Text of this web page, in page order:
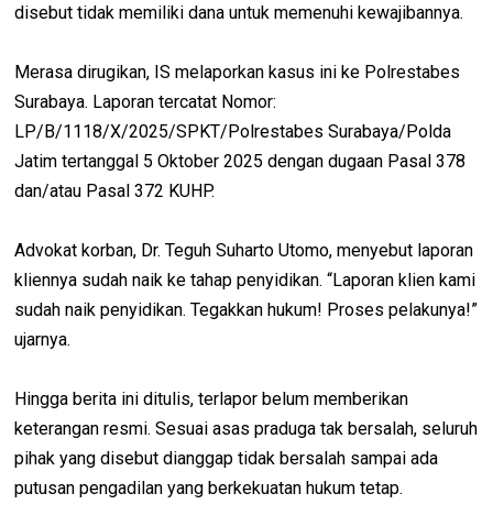
disebut tidak memiliki dana untuk memenuhi kewajibannya.
Merasa dirugikan, IS melaporkan kasus ini ke Polrestabes
Surabaya. Laporan tercatat Nomor:
LP/B/1118/X/2025/SPKT/Polrestabes Surabaya/Polda
Jatim tertanggal 5 Oktober 2025 dengan dugaan Pasal 378
dan/atau Pasal 372 KUHP.
Advokat korban, Dr. Teguh Suharto Utomo, menyebut laporan
kliennya sudah naik ke tahap penyidikan. “Laporan klien kami
sudah naik penyidikan. Tegakkan hukum! Proses pelakunya!”
ujarnya.
Hingga berita ini ditulis, terlapor belum memberikan
keterangan resmi. Sesuai asas praduga tak bersalah, seluruh
pihak yang disebut dianggap tidak bersalah sampai ada
putusan pengadilan yang berkekuatan hukum tetap.